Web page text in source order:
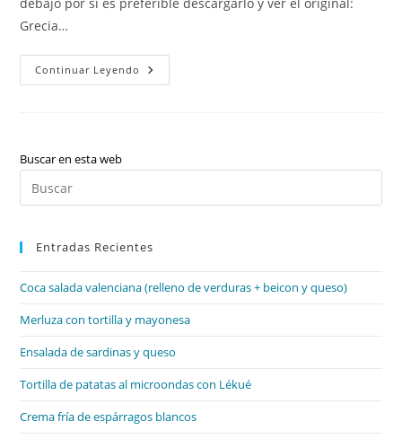
Grecia…
Continuar Leyendo Grecia
Buscar en esta web
Entradas Recientes
Coca salada valenciana (relleno de verduras + beicon y queso)
Merluza con tortilla y mayonesa
Ensalada de sardinas y queso
Tortilla de patatas al microondas con Lékué
Crema fría de espárragos blancos